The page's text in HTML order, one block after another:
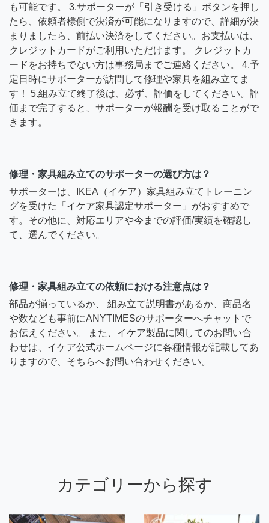
も可能です。 3.サポーターが「引き受ける」ボタンを押し
たら、依頼者様側で決済が可能になりますので、詳細が決
まりましたら、前払い決済をしてください。お支払いは、
クレジットカードがご利用いただけます。 クレジットカ
ードをお持ちでない方は事務局までご連絡ください。 4.予
定日時にサポーターが訪問して修理や家具を組み立てま
す！ 5.組み立て終了後は、必ず、評価をしてください。評
価まで完了すると、サポーターが報酬を受け取ることがで
きます。
修理・家具組み立てのサポーターの選び方は？
サポーターは、IKEA（イケア）家具組み立てトレーニン
グを受けた「イケア家具認定サポーター」がおすすめで
す。その他に、対応エリアや今までの評価/実績を確認し
て、選んでください。
修理・家具組み立ての依頼における注意点は？
部品が揃っているか、 組み立て説明書があるか、商品名
や数なども事前にANYTIMESのサポーターへチャットで
お伝えください。 また、イケア製品に関してのお問い合
わせは、イケア公式ホームページに各種情報が記載してあ
りますので、そちらへお問い合わせください。
カテゴリーから探す